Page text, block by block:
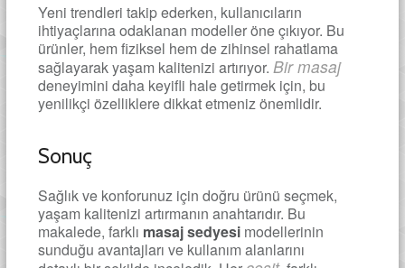
Yeni trendleri takip ederken, kullanıcıların
ihtiyaçlarına odaklanan modeller öne çıkıyor. Bu
ürünler, hem fiziksel hem de zihinsel rahatlama
sağlayarak yaşam kalitenizi artırıyor. Bir masaj
deneyimini daha keyifli hale getirmek için, bu
yenilikçi özelliklere dikkat etmeniz önemlidir.
Sonuç
Sağlık ve konforunuz için doğru ürünü seçmek,
yaşam kalitenizi artırmanın anahtarıdır. Bu
makalede, farklı masaj sedyesimodellerinin
sunduğu avantajları ve kullanım alanlarını